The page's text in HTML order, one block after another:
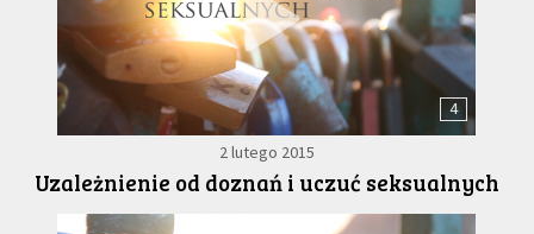
4
2 lutego 2015
Uzależnienie od doznań i uczuć seksualnych